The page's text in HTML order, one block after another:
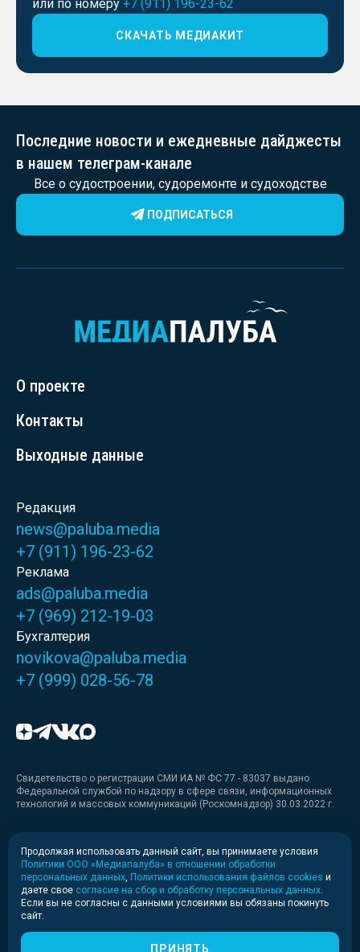
или по номеру +7 (911) 196-23-62
СКАЧАТЬ МЕДИАКИТ
Последние новости и ежедневные дайджесты
в нашем телеграм-канале
Все о судостроении, судоремонте и судоходстве
ПОДПИСАТЬСЯ
О проекте
Контакты
Выходные данные
Редакция
news@paluba.media
+7 (911) 196-23-62
Реклама
ads@paluba.media
+7 (969) 212-19-03
Бухгалтерия
novikova@paluba.media
+7 (999) 028-56-78
Свидетельство о регистрации СМИ ИА № ФС 77 - 83037 выдано
Федеральной службой по надзору в сфере связи, информационных
технологий и массовых коммуникаций (Роскомнадзор) 30.03.2022 г.
Медиакит
Медиакит для печати
Политика конфиденциальности
© 2020-2026 Информационное агентство «Медиапалуба»
Продолжая использовать данный сайт, вы принимаете условия
Политики ООО «Медиапалуба» в отношении обработки
персональных данных Политики использования файлов cookies и
даете свое согласие на сбор и обработку персональных данных
Если вы не согласны с данными условиями вы обязаны покинуть
сайт.
ПРИНЯТЬ